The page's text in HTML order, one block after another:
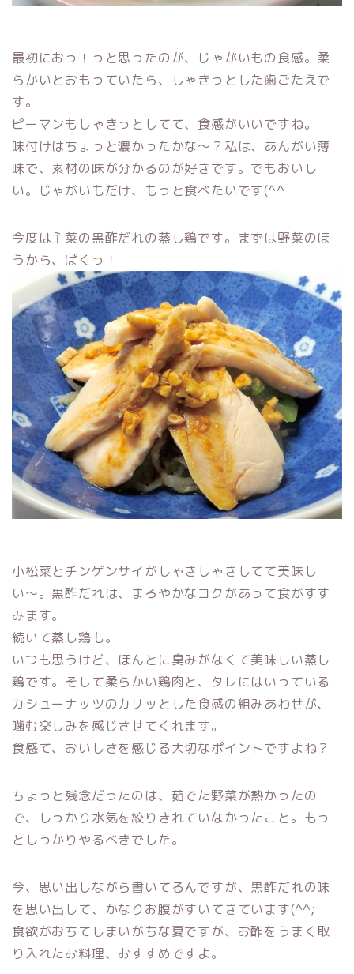
最初におっ！っと思ったのが、じゃがいもの食感。柔
らかいとおもっていたら、しゃきっとした歯ごたえで
す。
ピーマンもしゃきっとしてて、食感がいいですね。
味付けはちょっと濃かったかな〜？私は、あんがい薄
味で、素材の味が分かるのが好きです。でもおいし
い。じゃがいもだけ、もっと食べたいです(^^
今度は主菜の黒酢だれの蒸し鶏です。まずは野菜のほ
うから、ぱくっ！
小松菜とチンゲンサイがしゃきしゃきしてて美味し
い〜。黒酢だれは、まろやかなコクがあって食がすす
みます。
続いて蒸し鶏も。
いつも思うけど、ほんとに臭みがなくて美味しい蒸し
鶏です。そして柔らかい鶏肉と、タレにはいっている
カシューナッツのカリッとした食感の組みあわせが、
噛む楽しみを感じさせてくれます。
食感て、おいしさを感じる大切なポイントですよね？
ちょっと残念だったのは、茹でた野菜が熱かったの
で、しっかり水気を絞りきれていなかったこと。もっ
としっかりやるべきでした。
今、思い出しながら書いてるんですが、黒酢だれの味
を思い出して、かなりお腹がすいてきています(^^;
食欲がおちてしまいがちな夏ですが、お酢をうまく取
り入れたお料理、おすすめですよ。